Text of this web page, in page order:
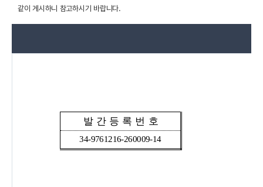
같이 게시하니 참고하시기 바랍니다.